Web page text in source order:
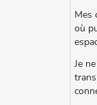
Mes
où
Je